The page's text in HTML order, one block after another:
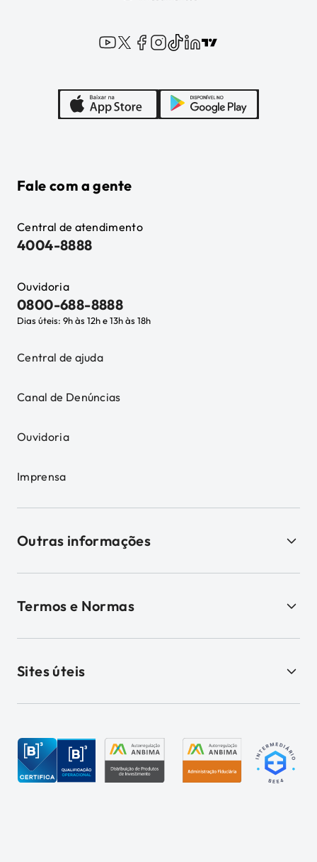
Fale com a gente
Central de atendimento
4004-8888
Ouvidoria
0800-688-8888
Dias úteis: 9h às 12h e 13h às 18h
Central de ajuda
Canal de Denúncias
Ouvidoria
Imprensa
Outras informações
Termos e Normas
Sites úteis